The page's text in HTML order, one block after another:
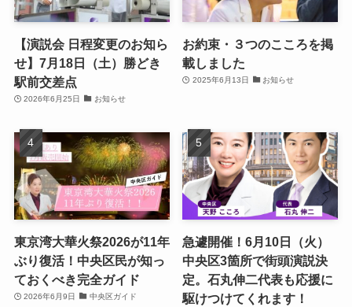
【演説会 日程変更のお知ら
せ】7月18日（土）勝どき
駅前交差点
2026年6月25日 お知らせ
お約束・３つのこころを掲
載しました
2025年6月13日 お知らせ
東京湾大華火祭2026が11年
ぶり復活！中央区民が知っ
ておくべき完全ガイド
2026年6月9日 中央区ガイド
急遽開催！6月10日（火）
中央区3箇所で街頭演説決
定。石丸伸二代表も応援に
駆けつけてくれます！